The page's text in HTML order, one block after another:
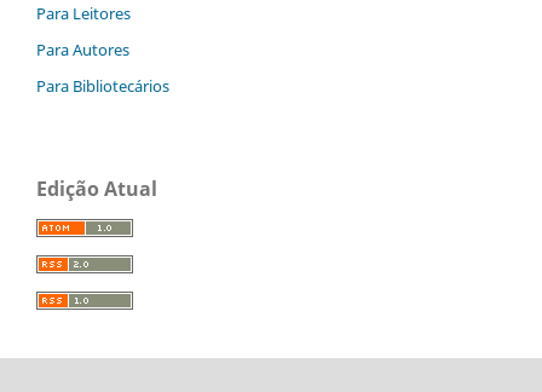
Para Leitores
Para Autores
Para Bibliotecários
Edição Atual